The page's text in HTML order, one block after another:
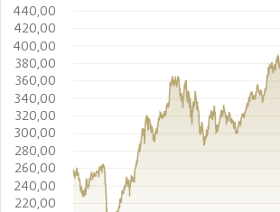
220,00
240,00
260,00
280,00
300,00
320,00
340,00
360,00
380,00
400,00
420,00
440,00